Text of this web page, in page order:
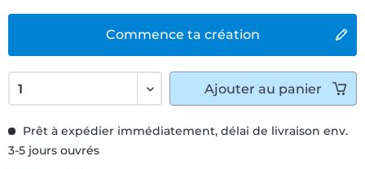
Commence ta création
Prêt à expédier immédiatement, délai de livraison env.
3-5 jours ouvrés
Ajouter au panier